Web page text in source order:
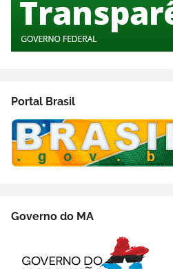
Portal Brasil
Governo do MA